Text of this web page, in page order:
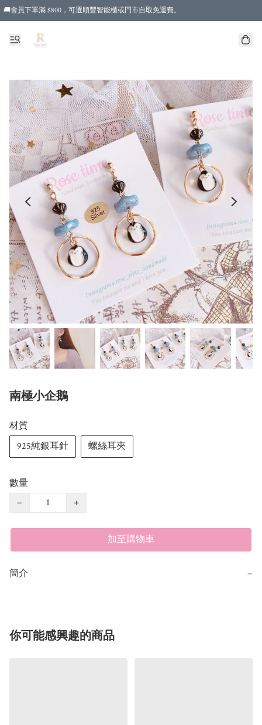
🚚會員下單滿 $800，可選順豐智能櫃或門市自取免運費。
南極小企鵝
材質
925純銀耳針
螺絲耳夾
數量
−
+
加至購物車
簡介 −
你可能感興趣的商品